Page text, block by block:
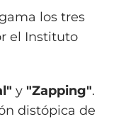
los tres
el Instituto
y "Zapping".
distópica de